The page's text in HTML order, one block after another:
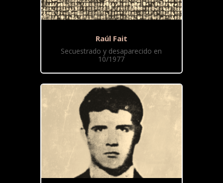
Raúl Fait
Secuestrado y desaparecido en
10/1977